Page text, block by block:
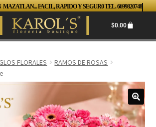
FACIL, RAPIDO Y SEGUR0 TEL. 6699820748
$0.00
FLORALES
RAMOS DE ROSAS